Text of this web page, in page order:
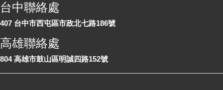
台中聯絡處
407 台中市西屯區市政北七路186號
高雄聯絡處
804 高雄市鼓山區明誠四路152號